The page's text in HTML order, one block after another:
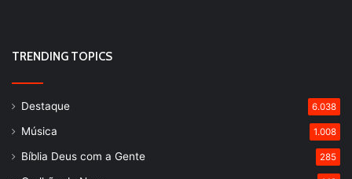
TRENDING TOPICS
Destaque 6.038
Música 1.008
Bíblia Deus com a Gente 285